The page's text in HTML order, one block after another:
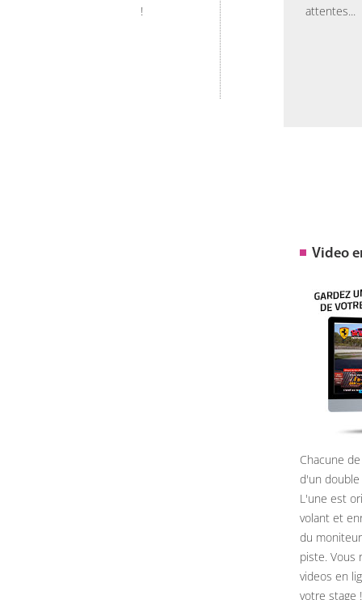
!
attentes...
Video
Chacune
d'un
L'une est
volant et
du
piste. Vous
videos en
votre stage !